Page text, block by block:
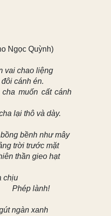
Ngọc Quỳnh)
vai chao liệng
cánh én.
muốn cất cánh
lại thô và dày.
bềnh như mây
trời trước mặt
thần gieo hạt
lành!
ngàn xanh